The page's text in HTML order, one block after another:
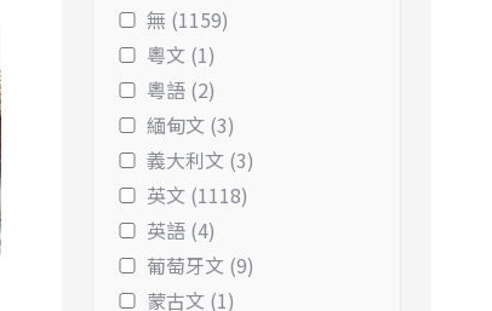
無 (1159)
粵文 (1)
粵語 (2)
緬甸文 (3)
義大利文 (3)
英文 (1118)
英語 (4)
葡萄牙文 (9)
蒙古文 (1)